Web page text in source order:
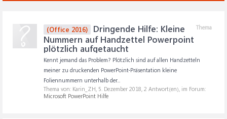
Thema
(Office 2016)
Dringende Hilfe: Kleine
Nummern auf Handzettel Powerpoint
plötzlich aufgetaucht
Kennt jemand das Problem? Plötzlich sind auf allen Handzetteln
meiner zu druckenden PowerPoint-Präsentation kleine
Foliennummern unterhalb der...
Thema von: Karin_ZH, 5. Dezember 2018, 2 Antwort(en), im Forum:
Microsoft PowerPoint Hilfe